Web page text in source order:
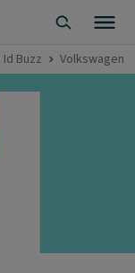
Id Buzz Volkswagen